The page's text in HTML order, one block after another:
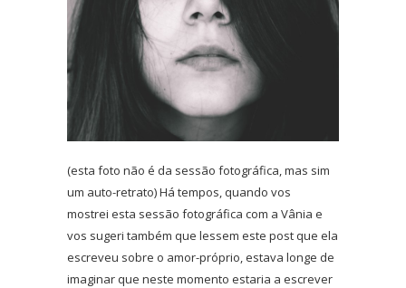
(esta foto não é da sessão fotográfica, mas sim
um auto-retrato) Há tempos, quando vos
mostrei esta sessão fotográfica com a Vânia e
vos sugeri também que lessem este post que ela
escreveu sobre o amor-próprio, estava longe de
imaginar que neste momento estaria a escrever